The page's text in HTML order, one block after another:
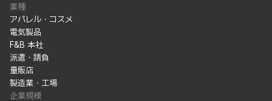
業種
アパレル・コスメ
電気製品
F&B 本社
派遣・請負
量販店
製造業・工場
企業規模